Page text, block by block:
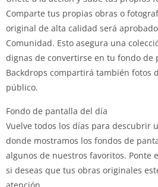
Comparte tus propias obras o
original de alta calidad será
Comunidad. Esto asegura una
dignas de convertirse en tu fondo de
Backdrops compartirá también fotos
público.
Fondo de pantalla del día
Vuelve todos los días para descubrir
donde mostramos los fondos de
algunos de nuestros favoritos. Ponte
si deseas que tus obras originales